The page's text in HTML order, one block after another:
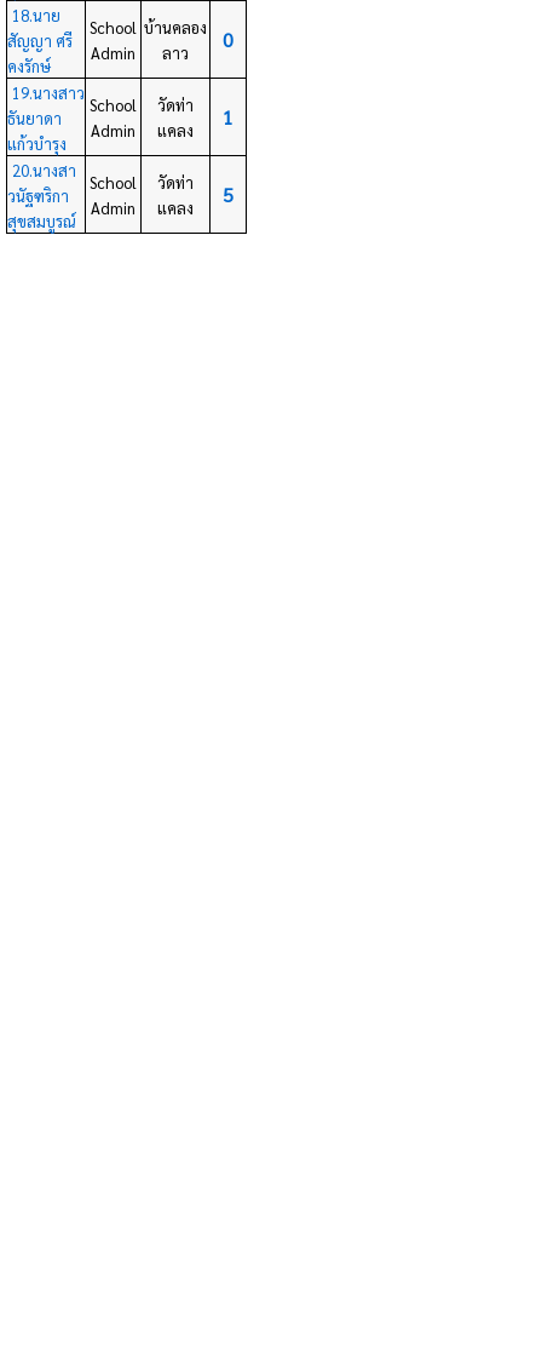
18.นาย
สัญญา ศรี
คงรักษ์
School
Admin
บ้านคลอง
ลาว
0
19.นางสาว
ธันยาดา
แก้วบำรุง
School
Admin
วัดท่า
แคลง
1
20.นางสา
วนัฐฑริกา
สุขสมบูรณ์
School
Admin
วัดท่า
แคลง
5